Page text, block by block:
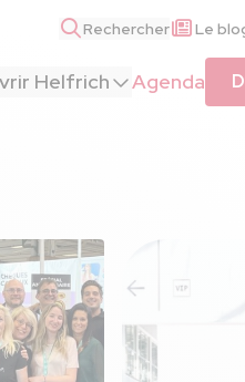
Rechercher Le
Helfrich Agenda